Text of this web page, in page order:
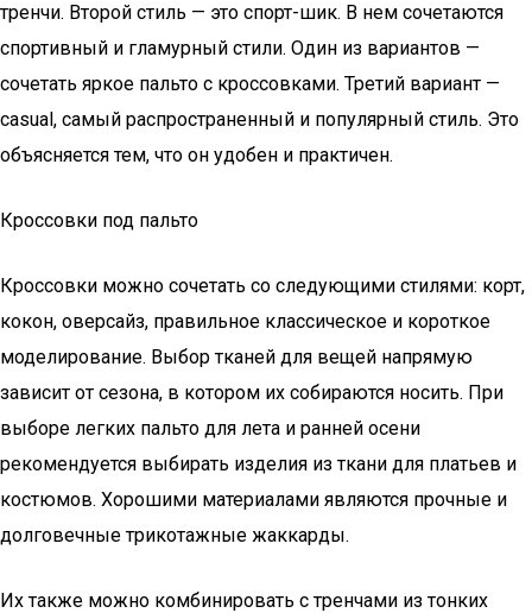
тренчи. Второй стиль — это спорт-шик. В нем сочетаются
спортивный и гламурный стили. Один из вариантов —
сочетать яркое пальто с кроссовками. Третий вариант —
casual, самый распространенный и популярный стиль. Это
объясняется тем, что он удобен и практичен.
Кроссовки под пальто
Кроссовки можно сочетать со следующими стилями: корт,
кокон, оверсайз, правильное классическое и короткое
моделирование. Выбор тканей для вещей напрямую
зависит от сезона, в котором их собираются носить. При
выборе легких пальто для лета и ранней осени
рекомендуется выбирать изделия из ткани для платьев и
костюмов. Хорошими материалами являются прочные и
долговечные трикотажные жаккарды.
Их также можно комбинировать с тренчами из тонких